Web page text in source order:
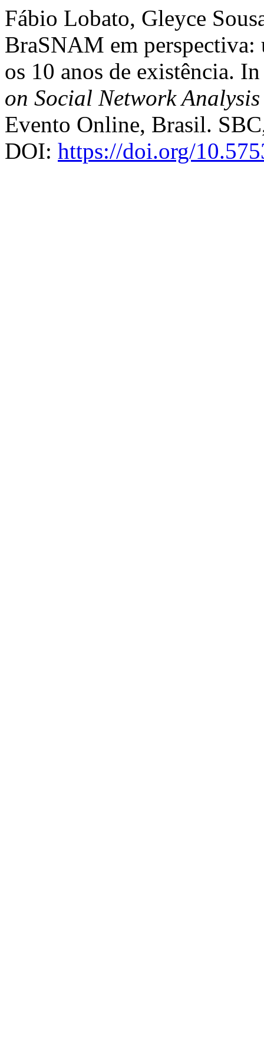
Fábio Lobato, Gleyce
BraSNAM em perspectiva:
os 10 anos de existência.
on Social Network
Evento Online, Brasil.
DOI: https://doi.org/